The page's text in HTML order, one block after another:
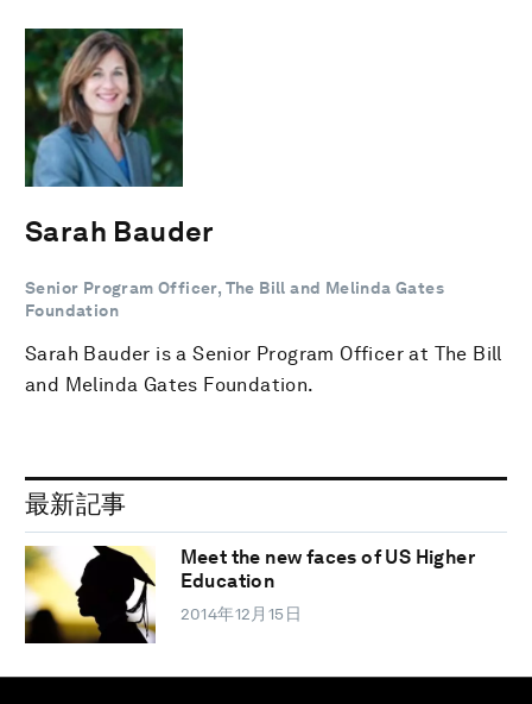
Sarah Bauder
Senior Program Officer, The Bill and Melinda Gates
Foundation
Sarah Bauder is a Senior Program Officer at The Bill
and Melinda Gates Foundation.
最新記事
Meet the new faces of US Higher
Education
2014年12月15日